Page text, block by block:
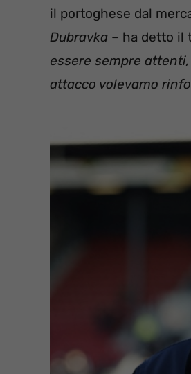
il portoghese dal
Dubravka – ha detto il
essere sempre
attacco volevamo